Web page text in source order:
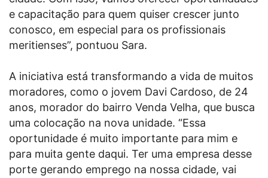
e capacitação para quem quiser crescer junto
conosco, em especial para os profissionais
meritienses”, pontuou Sara.
A iniciativa está transformando a vida de muitos
moradores, como o jovem Davi Cardoso, de 24
anos, morador do bairro Venda Velha, que busca
uma colocação na nova unidade. “Essa
oportunidade é muito importante para mim e
para muita gente daqui. Ter uma empresa desse
porte gerando emprego na nossa cidade, vai